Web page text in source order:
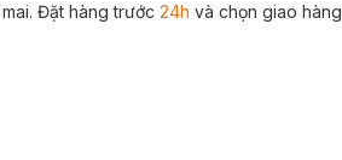
Đặt hàng trước 24h và chọn giao hàng